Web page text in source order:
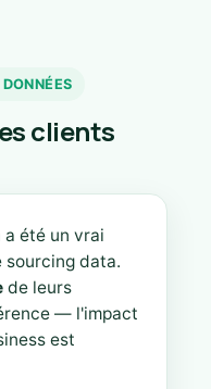
clients
été un vrai
sourcing data.
de leurs
— l'impact
est